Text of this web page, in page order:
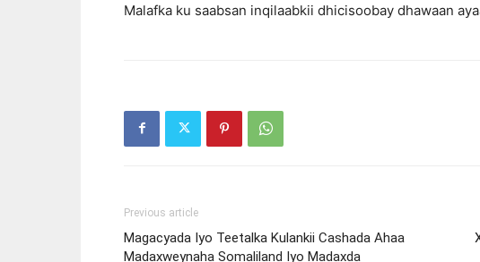
Malafka ku saabsan inqilaabkii dhicisoobay dhawaan
Previous article
Magacyada Iyo Teetalka Kulankii Cashada Ahaa
Madaxweynaha Somaliland Iyo Madaxda